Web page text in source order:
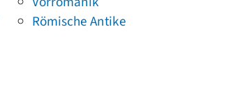
Römische Antike